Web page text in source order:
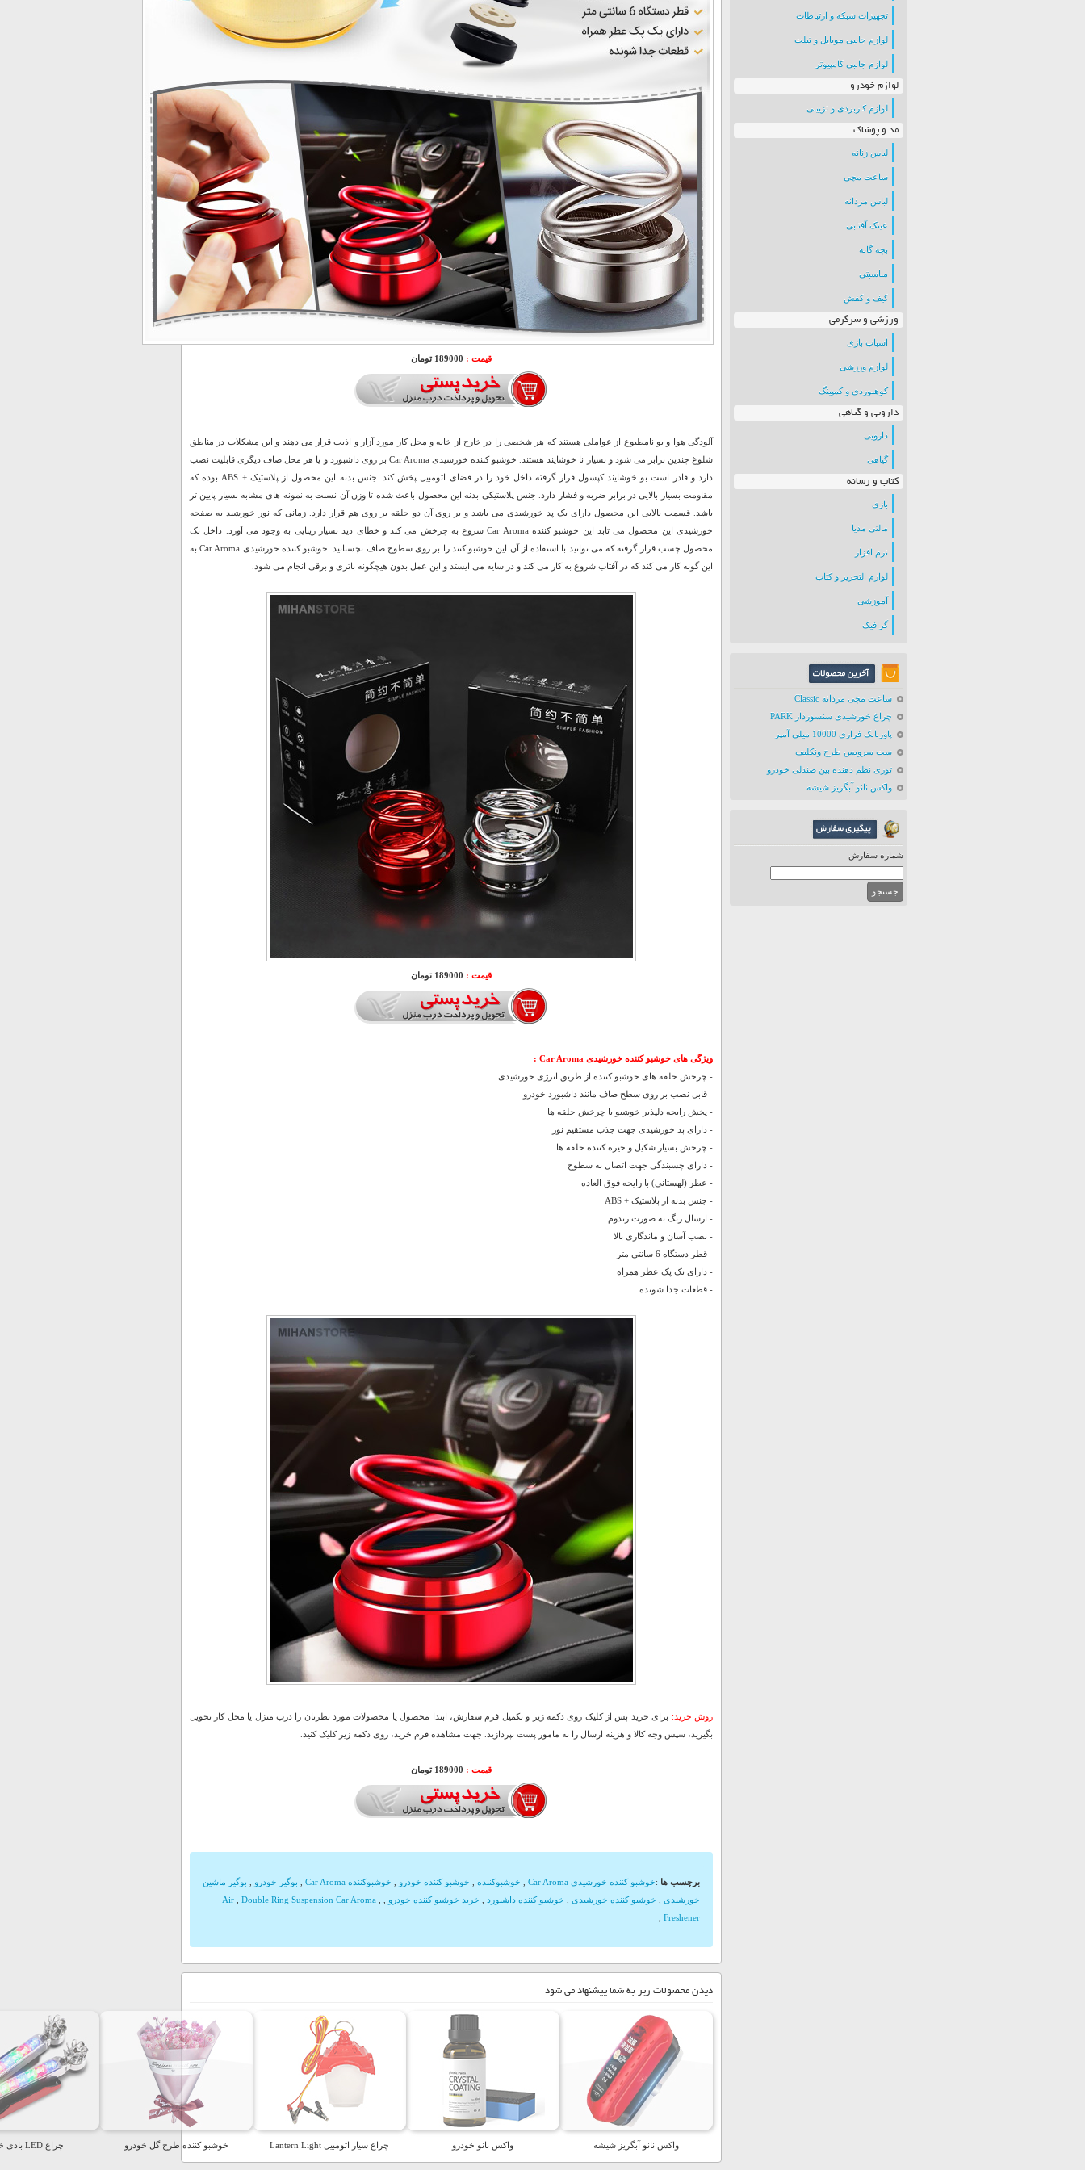
تجهیزات شبکه و ارتباطات
لوازم جانبی موبایل و تبلت
لوازم جانبی کامپیوتر
لوازم خودرو
لوازم کاربردی و تزیینی
مد و پوشاک
لباس زنانه
ساعت مچی
لباس مردانه
عینک آفتابی
بچه گانه
مناسبتی
کیف و کفش
ورزشی و سرگرمی
اسباب بازی
لوازم ورزشی
کوهنوردی و کمپینگ
دارویی و گیاهی
دارویی
گیاهی
کتاب و رسانه
بازی
مالتی مدیا
نرم افزار
لوازم التحریر و کتاب
آموزشی
گرافیک
ساعت مچی مردانه Classic
چراغ خورشیدی سنسوردار PARK
پاوربانک فراری 10000 میلی آمپر
ست سرویس طرح ونکلیف
توری نظم دهنده بین صندلی خودرو
واکس نانو آبگریز شیشه
شماره سفارش
قیمت : 189000 تومان
آلودگی هوا و بو نامطبوع از عواملی هستند که هر شخصی را در خارج از خانه و محل کار مورد آزار و اذیت قرار می دهند و این مشکلات در مناطق
شلوغ چندین برابر می شود و بسیار نا خوشایند هستند. خوشبو کننده خورشیدی Car Aroma بر روی داشبورد و یا هر محل صاف دیگری قابلیت نصب
دارد و قادر است بو خوشایند کپسول قرار گرفته داخل خود را در فضای اتومبیل پخش کند. جنس بدنه این محصول از پلاستیک + ABS بوده که
مقاومت بسیار بالایی در برابر ضربه و فشار دارد. جنس پلاستیکی بدنه این محصول باعث شده تا وزن آن نسبت به نمونه های مشابه بسیار پایین تر
باشد. قسمت بالایی این محصول دارای یک پد خورشیدی می باشد و بر روی آن دو حلقه بر روی هم قرار دارد. زمانی که نور خورشید به صفحه
خورشیدی این محصول می تابد این خوشبو کننده Car Aroma شروع به چرخش می کند و خطای دید بسیار زیبایی به وجود می آورد. داخل پک
محصول چسب قرار گرفته که می توانید با استفاده از آن این خوشبو کنند را بر روی سطوح صاف بچسبانید. خوشبو کننده خورشیدی Car Aroma به
این گونه کار می کند که در آفتاب شروع به کار می کند و در سایه می ایستد و این عمل بدون هیچگونه باتری و برقی انجام می شود.
قیمت : 189000 تومان
ویژگی های خوشبو کننده خورشیدی Car Aroma :
- چرخش حلقه های خوشبو کننده از طریق انرژی خورشیدی
- قابل نصب بر روی سطح صاف مانند داشبورد خودرو
- پخش رایحه دلپذیر خوشبو با چرخش حلقه ها
- دارای پد خورشیدی جهت جذب مستقیم نور
- چرخش بسیار شکیل و خیره کننده حلقه ها
- دارای چسبندگی جهت اتصال به سطوح
- عطر (لهستانی) با رایحه فوق العاده
- جنس بدنه از پلاستیک + ABS
- ارسال رنگ به صورت رندوم
- نصب آسان و ماندگاری بالا
- قطر دستگاه 6 سانتی متر
- دارای یک پک عطر همراه
- قطعات جدا شونده
روش خرید: برای خرید پس از کلیک روی دکمه زیر و تکمیل فرم سفارش، ابتدا محصول یا محصولات مورد نظرتان را درب منزل یا محل کار تحویل
بگیرید، سپس وجه کالا و هزینه ارسال را به مامور پست بپردازید. جهت مشاهده فرم خرید، روی دکمه زیر کلیک کنید.
قیمت : 189000 تومان
برچسب ها :خوشبو کننده خورشیدی Car Aroma خوشبوکننده خوشبو کننده خودرو خوشبوکننده Car Aroma بوگیر خودرو
بوگیر ماشین
خورشیدی
خوشبو کننده خورشیدی خوشبو کننده داشبورد خرید خوشبو کننده خودرو Air Double Ring Suspension Car Aroma
Freshener
دیدن محصولات زیر به شما پیشنهاد می شود
واکس نانو آبگریز شیشه واکس نانو خودرو چراغ سیار اتومبیل Lantern Light خوشبو کننده طرح گل خودرو چراغ LED بادی خودرو